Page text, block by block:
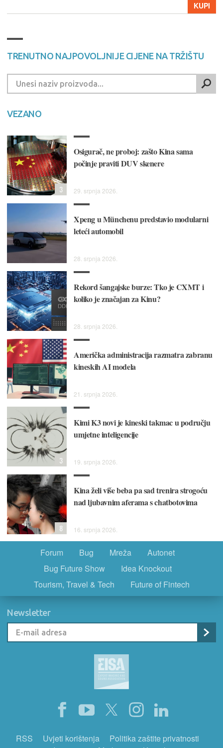
KUPI
TRENUTNO NAJPOVOLJNIJE CIJENE NA TRŽIŠTU
VEZANO
Osigurač, ne proboj: zašto Kina sama
počinje praviti DUV skenere
29. srpnja 2026.
3
Xpeng u Münchenu predstavio modularni
leteći automobil
28. srpnja 2026.
Rekord šangajske burze: Tko je CXMT i
koliko je značajan za Kinu?
28. srpnja 2026.
Američka administracija razmatra zabranu
kineskih AI modela
21. srpnja 2026.
Kimi K3 novi je kineski takmac u području
umjetne inteligencije
19. srpnja 2026.
3
Kina želi više beba pa sad trenira strogoću
nad ljubavnim aferama s chatbotovima
16. srpnja 2026.
8
Forum Bug Mreža
Autonet
Bug Future Show
Idea Knockout
Tourism, Travel & Tech
Future of Fintech
Newsletter
RSS Uvjeti korištenja
Politika zaštite privatnosti